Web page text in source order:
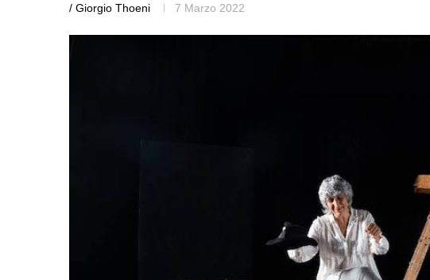
/ Giorgio Thoeni 7 Marzo 2022